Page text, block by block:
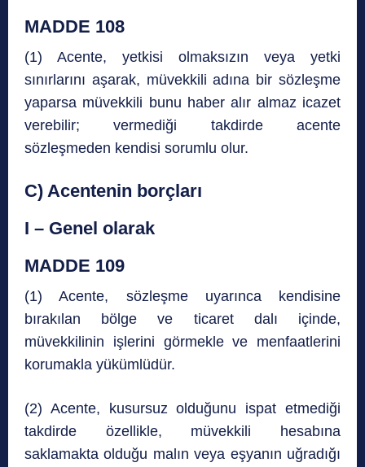
MADDE 108
(1) Acente, yetkisi olmaksızın veya yetki
sınırlarını aşarak, müvekkili adına bir sözleşme
yaparsa müvekkili bunu haber alır almaz icazet
verebilir; vermediği takdirde acente
sözleşmeden kendisi sorumlu olur.
C) Acentenin borçları
I – Genel olarak
MADDE 109
(1) Acente, sözleşme uyarınca kendisine
bırakılan bölge ve ticaret dalı içinde,
müvekkilinin işlerini görmekle ve menfaatlerini
korumakla yükümlüdür.
(2) Acente, kusursuz olduğunu ispat etmediği
takdirde özellikle, müvekkili hesabına
saklamakta olduğu malın veya eşyanın uğradığı